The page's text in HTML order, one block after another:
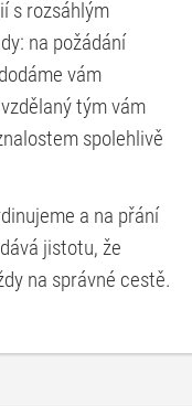
s rozsáhlým
na požádání
vám
tým vám
spolehlivě
a na přání
jistotu, že
na správné cestě.